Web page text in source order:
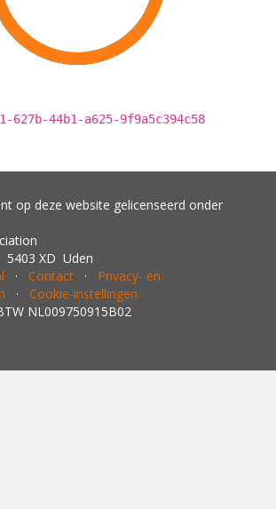
627b-44b1-a625-9f9a5c394c58
op deze website gelicenseerd onder
XD Uden
· Contact · Privacy- en
· Cookie-instellingen
NL009750915B02